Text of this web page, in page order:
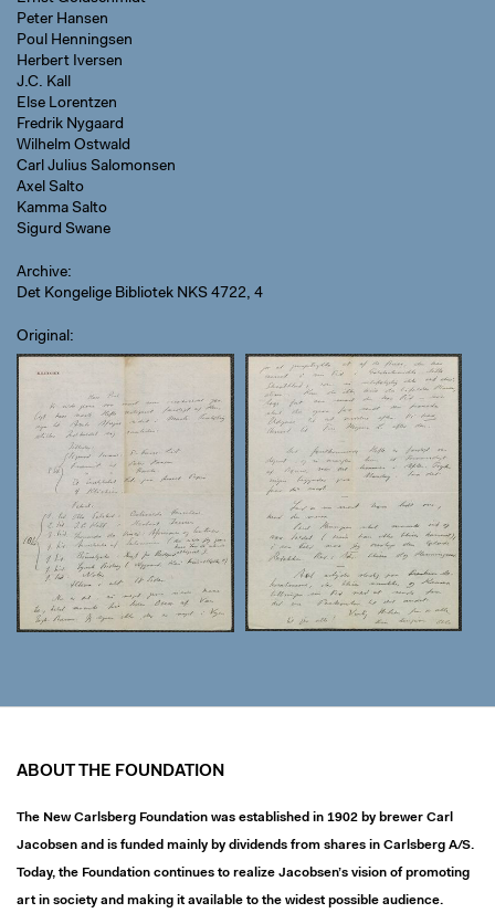
Peter Hansen
Poul Henningsen
Herbert Iversen
J.C. Kall
Else Lorentzen
Fredrik Nygaard
Wilhelm Ostwald
Carl Julius Salomonsen
Axel Salto
Kamma Salto
Sigurd Swane
Archive
Det Kongelige Bibliotek NKS 4722, 4
Original
ABOUT THE FOUNDATION
The New Carlsberg Foundation was established in 1902 by brewer Carl
Jacobsen and is funded mainly by dividends from shares in Carlsberg A/S.
Today, the Foundation continues to realize Jacobsen’s vision of promoting
art in society and making it available to the widest possible audience.